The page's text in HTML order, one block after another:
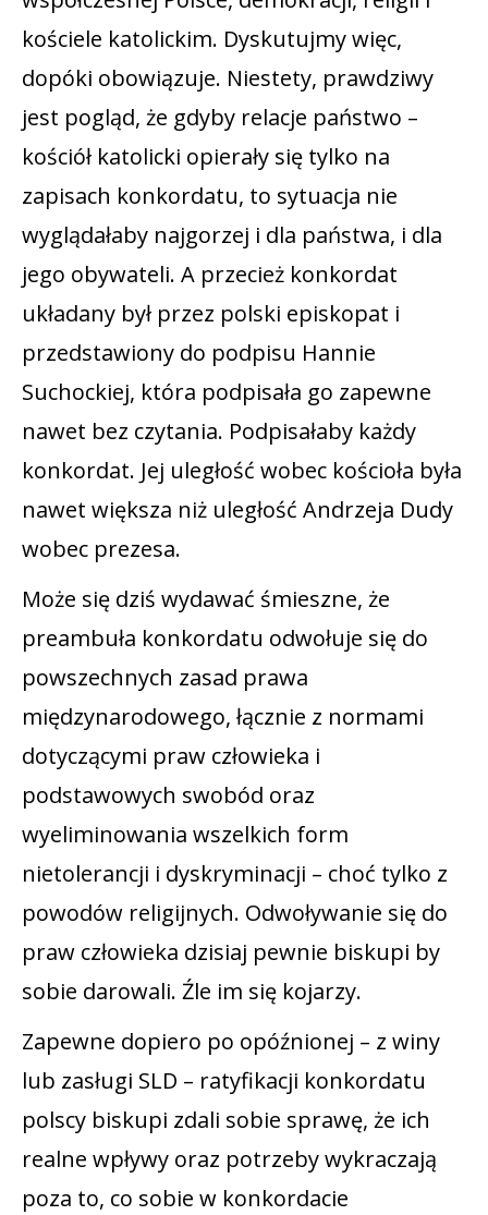
kościele katolickim. Dyskutujmy więc,
dopóki obowiązuje. Niestety, prawdziwy
jest pogląd, że gdyby relacje państwo –
kościół katolicki opierały się tylko na
zapisach konkordatu, to sytuacja nie
wyglądałaby najgorzej i dla państwa, i dla
jego obywateli. A przecież konkordat
układany był przez polski episkopat i
przedstawiony do podpisu Hannie
Suchockiej, która podpisała go zapewne
nawet bez czytania. Podpisałaby każdy
konkordat. Jej uległość wobec kościoła była
nawet większa niż uległość Andrzeja Dudy
wobec prezesa.
Może się dziś wydawać śmieszne, że
preambuła konkordatu odwołuje się do
powszechnych zasad prawa
międzynarodowego, łącznie z normami
dotyczącymi praw człowieka i
podstawowych swobód oraz
wyeliminowania wszelkich form
nietolerancji i dyskryminacji – choć tylko z
powodów religijnych. Odwoływanie się do
praw człowieka dzisiaj pewnie biskupi by
sobie darowali. Źle im się kojarzy.
Zapewne dopiero po opóźnionej – z winy
lub zasługi SLD – ratyfikacji konkordatu
polscy biskupi zdali sobie sprawę, że ich
realne wpływy oraz potrzeby wykraczają
poza to, co sobie w konkordacie